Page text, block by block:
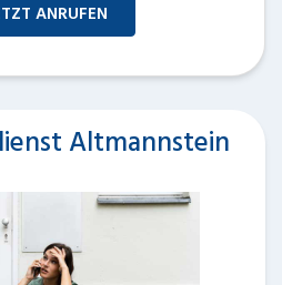
ANRUFEN
Altmannstein